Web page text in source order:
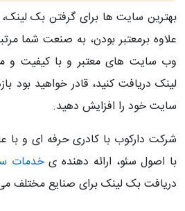
بهترین سایت ها برای گرفتن بک
علاوه برمعتبر بودن، به صنعت شما
وب سایت های معتبر و با کیفیت و
لینک دریافت کنید، قادر خواهید بود
سایت خود را افزایش دهید.
شرکت دارکوب با کادری حرفه ای و با
با اصول سئو، ارائه دهنده یخدمات
دریافت بک لینک برای صنایع مختلف